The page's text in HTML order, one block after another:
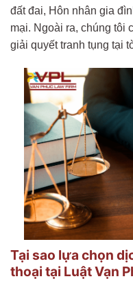
đất đai, Hôn nhân gia
mại. Ngoài ra, chúng tôi
giải quyết tranh tụng tại
Tại sao lựa chọn
thoại tại Luật Vạn